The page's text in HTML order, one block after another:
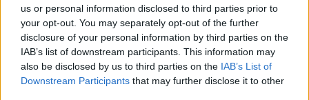
us or personal information disclosed to third parties prior to
your opt-out. You may separately opt-out of the further
disclosure of your personal information by third parties on the
IAB’s list of downstream participants. This information may
also be disclosed by us to third parties on the IAB’s List of
Downstream Participants that may further disclose it to other